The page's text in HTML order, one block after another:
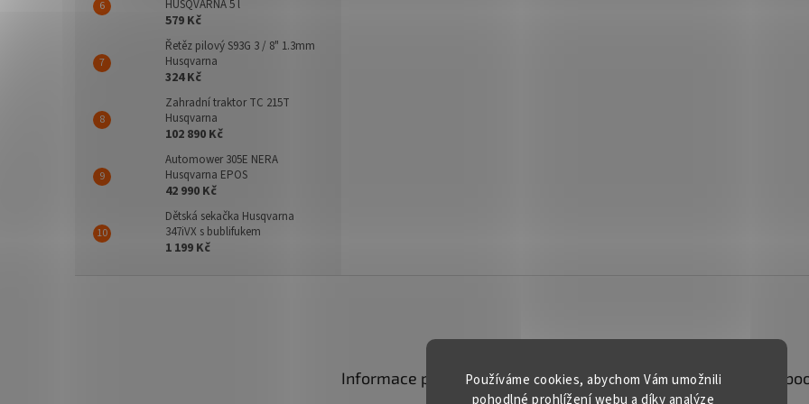
Používáme cookies, abychom Vám umožnili
pohodlné prohlížení webu a díky analýze
HUSQVARNA 5 l
579 Kč
Řetěz pilový S93G 3 / 8" 1.3mm
Husqvarna
324 Kč
Zahradní traktor TC 215T
Husqvarna
102 890 Kč
Automower 305E NERA
Husqvarna EPOS
42 990 Kč
Dětská sekačka Husqvarna
347iVX s bublifukem
1 199 Kč
Informace pro vás Kontakt